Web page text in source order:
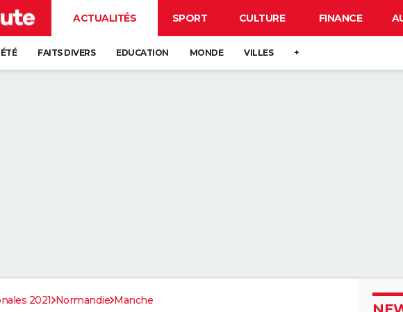
ACTUALITÉS SPORT CULTURE FINANCE
FAITS DIVERS EDUCATION MONDE VILLES +
2021 Normandie Manche